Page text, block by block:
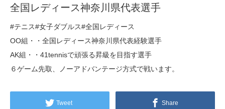
全国レディース神奈川県代表選手
#テニス#女子ダブルス#全国レディース
OO組・・全国レディース神奈川県代表経験選手
AK組・・41tennisで頑張る昇級を目指す選手
６ゲーム先取、ノーアドバンテージ方式で戦います。
Tweet Share